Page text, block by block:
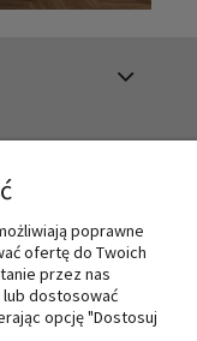
poprawne
ofertę do Twoich
przez nas
dostosować
opcję "Dostosuj